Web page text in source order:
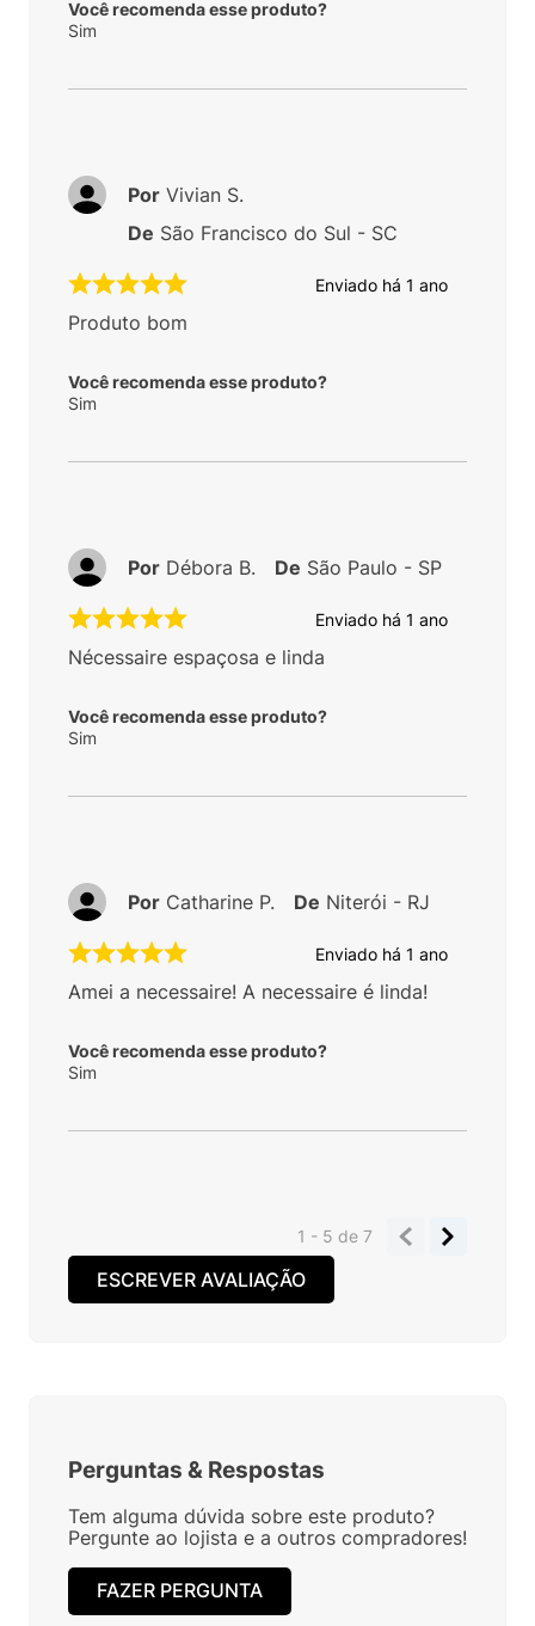
Você recomenda esse produto?
Sim
Enviado há 1 ano
Produto bom
Você recomenda esse produto?
Sim
Por Vivian S.
De São Francisco do Sul - SC
Enviado há 1 ano
Nécessaire espaçosa e linda
Você recomenda esse produto?
Sim
Por Débora B. De São Paulo - SP
Enviado há 1 ano
Amei a necessaire! A necessaire é linda!
Você recomenda esse produto?
Sim
Por Catharine P. De Niterói - RJ
1 - 5de 7
ESCREVER AVALIAÇÃO
Perguntas & Respostas
Tem alguma dúvida sobre este produto?
Pergunte ao lojista e a outros compradores!
FAZER PERGUNTA